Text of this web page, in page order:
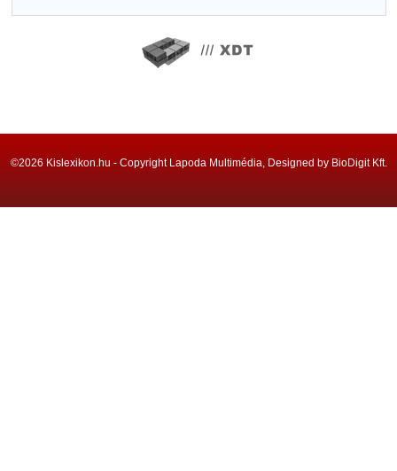
©2026 Kislexikon.hu - Copyright Lapoda Multimédia, Designed by BioDigit Kft.